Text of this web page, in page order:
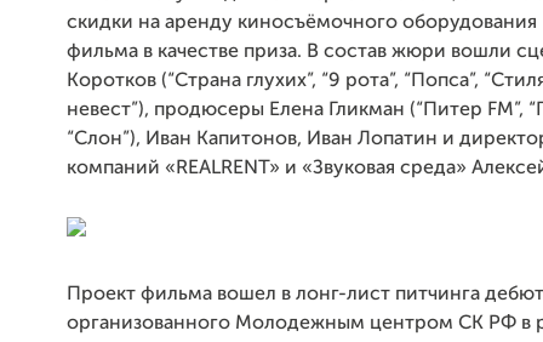
скидки на аренду киносъёмочного оборудования
фильма в качестве приза. В состав жюри вошли
Коротков (“Страна глухих”, “9 рота”, “Попса”,
невест”), продюсеры Елена Гликман (“Питер FM”,
“Слон”), Иван Капитонов, Иван Лопатин и
компаний «REALRENT» и «Звуковая среда»
Проект фильма вошел в лонг-лист питчинга
организованного Молодежным центром СК РФ в